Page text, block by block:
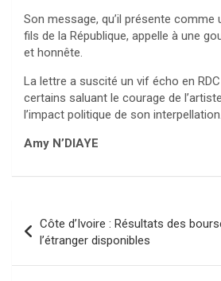
Son message, qu’il présente comme
fils de la République, appelle à une
et honnête.
La lettre a suscité un vif écho en
certains saluant le courage de
l’impact politique de son interpellation.
Amy N’DIAYE
de
l’article
Côte d’Ivoire : Résultats des
l’étranger disponibles